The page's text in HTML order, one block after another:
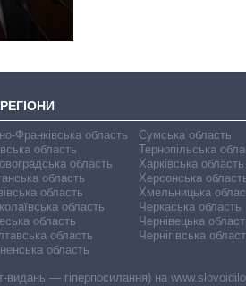
РЕГІОНИ
Франківська область
область
область
область
область
область
область
область
область
Сумська область
Тернопільська
Харківська область
Херсонська
Хмельницька
Черкаська область
Чернівецька
Чернігівська
видань — гіперпосилання) на